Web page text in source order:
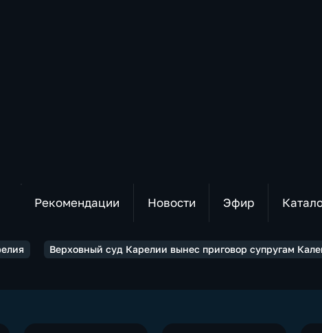
Рекомендации Новости Эфир
Верховный суд Карелии вынес приговор супругам